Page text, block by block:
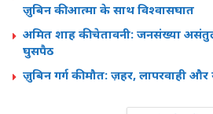
ज़ुबिन की आत्मा के साथ विश्वासघात
अमित शाह की चेतावनी: जनसंख्या
घुसपैठ
ज़ुबिन गर्ग की मौत: ज़हर, लापरवाही